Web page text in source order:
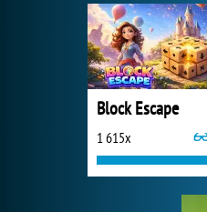
Block Escape
1 615x